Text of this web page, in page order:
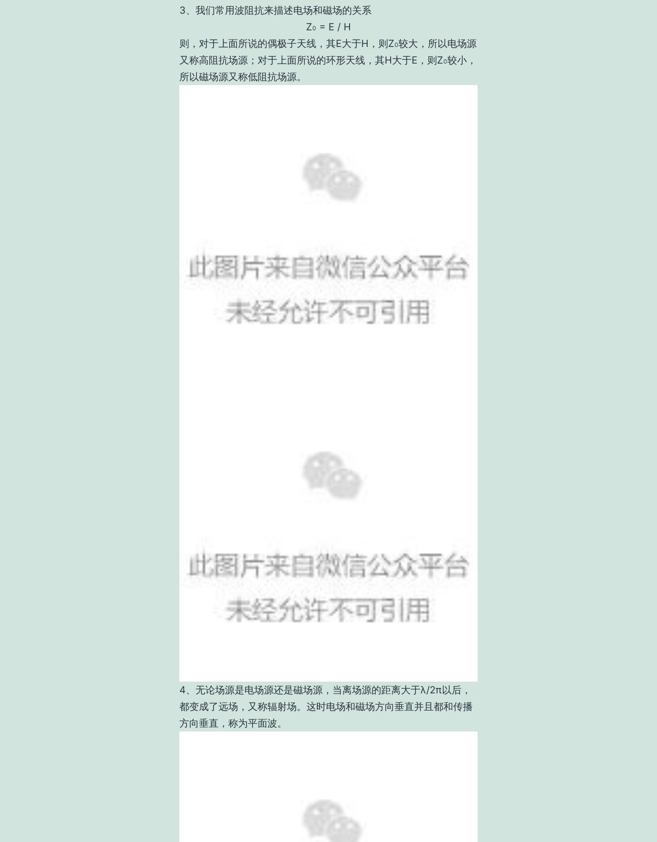
3、我们常用波阻抗来描述电场和磁场的关系
Z0 = E / H
则，对于上面所说的偶极子天线，其E大于H，则Z0较大，所以电场源
又称高阻抗场源；对于上面所说的环形天线，其H大于E，则Z0较小，
所以磁场源又称低阻抗场源。
4、无论场源是电场源还是磁场源，当离场源的距离大于λ/2π以后，
都变成了远场，又称辐射场。这时电场和磁场方向垂直并且都和传播
方向垂直，称为平面波。